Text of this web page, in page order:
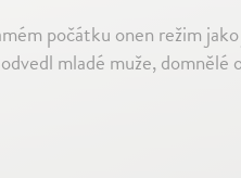
počátku onen režim
mladé muže, domnělé